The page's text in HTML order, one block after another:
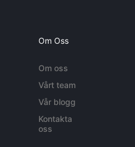
Om Oss
Om oss
Vårt team
Vår blogg
Kontakta
oss